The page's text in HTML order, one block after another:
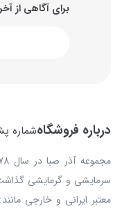
برای آگاهی از
درباره فروشگاهشماره
سرمایشی و گرمایشی
معتبر ایرانی و خارجی